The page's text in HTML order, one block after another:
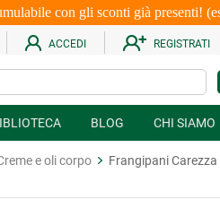
con gli sconti già presenti!
ACCEDI REGISTRATI
BLOG CHI SIAMO
e oli corpo
Frangipani